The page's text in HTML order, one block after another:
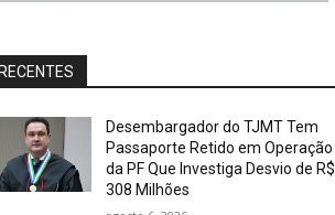
RECENTES
Desembargador do TJMT Tem
Passaporte Retido em Operação
da PF Que Investiga Desvio de R$
308 Milhões